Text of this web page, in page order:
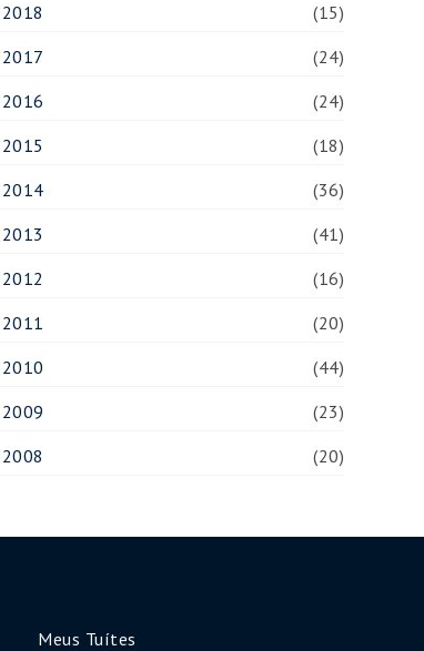
2018
(15)
2017
(24)
2016
(24)
2015
(18)
2014
(36)
2013
(41)
2012
(16)
2011
(20)
2010
(44)
2009
(23)
2008
(20)
Meus Tuítes